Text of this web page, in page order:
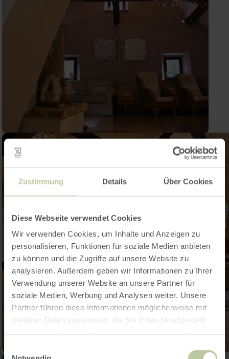
Zustimmung Details Über Cookies
Diese Webseite verwendet Cookies
Wir verwenden Cookies, um Inhalte und Anzeigen zu
personalisieren, Funktionen für soziale Medien anbieten
zu können und die Zugriffe auf unsere Website zu
analysieren. Außerdem geben wir Informationen zu Ihrer
Verwendung unserer Website an unsere Partner für
soziale Medien, Werbung und Analysen weiter. Unsere
Partner führen diese Informationen möglicherweise mit
weiteren Daten zusammen, die Sie ihnen bereitgestellt